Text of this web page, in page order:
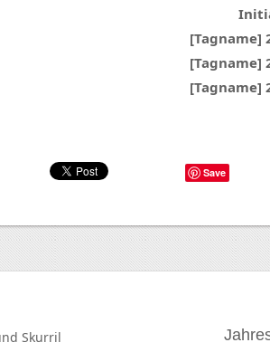
[Tagname]
[Tagname]
[Tagname]
Save
Skurril